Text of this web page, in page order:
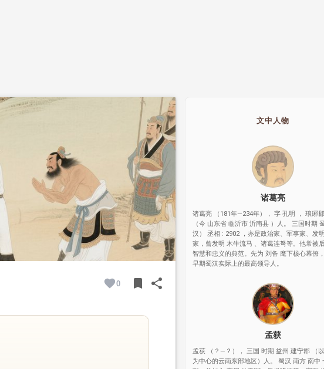
0 bookmarkBOOKMARK
shareSHARE
文中人物
诸葛亮
诸葛亮 （181年—234年）， 字 孔明 ， 琅琊
（今 山东省 临沂市 沂南县 ）人。 三国时期
汉） 丞相 : 2902 ，亦是政治家、军事家、发
家，曾发明 木牛流马 、诸葛连弩等。他常被
智慧和忠义的典范。先为 刘备 麾下核心幕僚
早期蜀汉实际上的最高领导人。
孟获
孟获 （？—？）， 三国 时期 益州 建宁郡 （
为中心的云南东部地区）人。 蜀汉 南方 南中